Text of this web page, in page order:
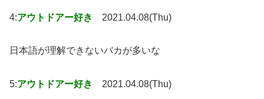
4:アウトドアー好き 2021.04.08(Thu)
日本語が理解できないバカが多いな
5:アウトドアー好き 2021.04.08(Thu)